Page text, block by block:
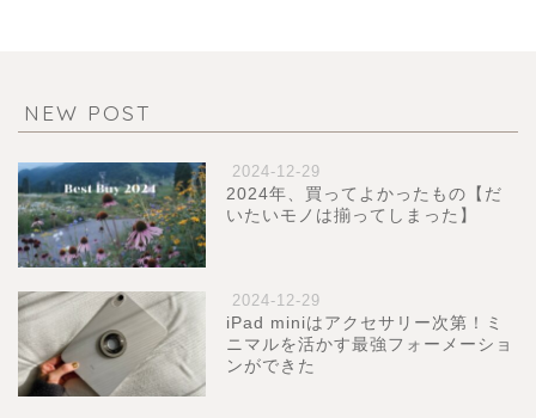
NEW POST
2024-12-29
2024年、買ってよかったもの【だ
いたいモノは揃ってしまった】
2024-12-29
iPad miniはアクセサリー次第！ミ
ニマルを活かす最強フォーメーショ
ンができた